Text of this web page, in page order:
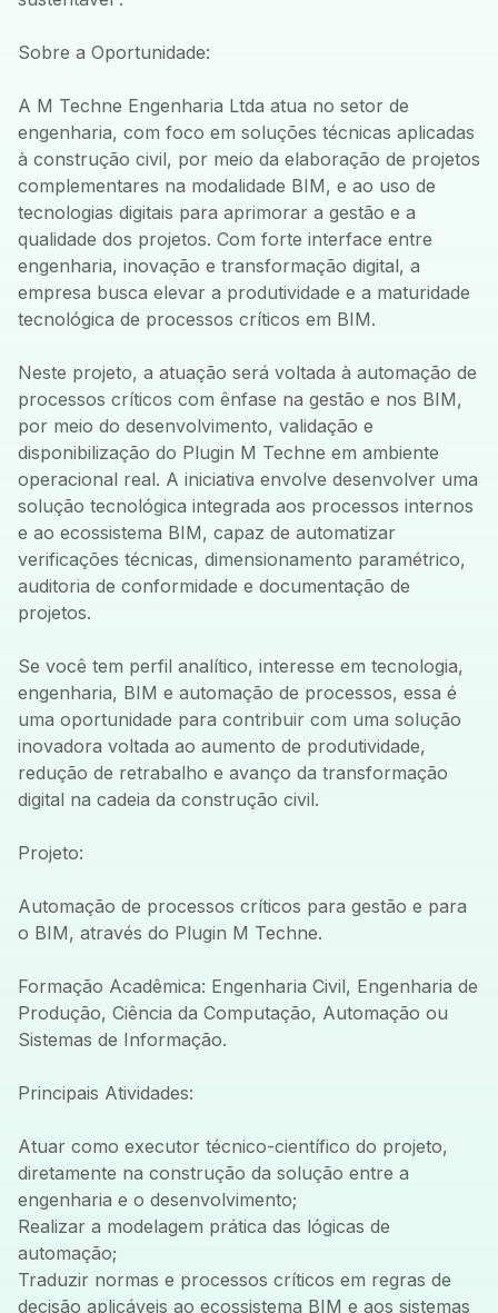
Sobre a Oportunidade:
A M Techne Engenharia Ltda atua no setor de
engenharia, com foco em soluções técnicas aplicadas
à construção civil, por meio da elaboração de projetos
complementares na modalidade BIM, e ao uso de
tecnologias digitais para aprimorar a gestão e a
qualidade dos projetos. Com forte interface entre
engenharia, inovação e transformação digital, a
empresa busca elevar a produtividade e a maturidade
tecnológica de processos críticos em BIM.
Neste projeto, a atuação será voltada à automação de
processos críticos com ênfase na gestão e nos BIM,
por meio do desenvolvimento, validação e
disponibilização do Plugin M Techne em ambiente
operacional real. A iniciativa envolve desenvolver uma
solução tecnológica integrada aos processos internos
e ao ecossistema BIM, capaz de automatizar
verificações técnicas, dimensionamento paramétrico,
auditoria de conformidade e documentação de
projetos.
Se você tem perfil analítico, interesse em tecnologia,
engenharia, BIM e automação de processos, essa é
uma oportunidade para contribuir com uma solução
inovadora voltada ao aumento de produtividade,
redução de retrabalho e avanço da transformação
digital na cadeia da construção civil.
Projeto:
Automação de processos críticos para gestão e para
o BIM, através do Plugin M Techne.
Formação Acadêmica: Engenharia Civil, Engenharia de
Produção, Ciência da Computação, Automação ou
Sistemas de Informação.
Principais Atividades:
Atuar como executor técnico-científico do projeto,
diretamente na construção da solução entre a
engenharia e o desenvolvimento;
Realizar a modelagem prática das lógicas de
automação;
Traduzir normas e processos críticos em regras de
decisão aplicáveis ao ecossistema BIM e aos sistemas